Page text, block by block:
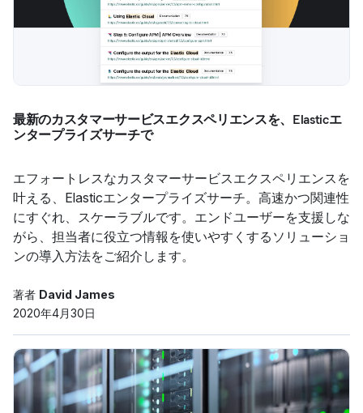
最新のカスタマーサービスエクスペリエンスを、Elasticエ
ンタープライズサーチで
エフォートレスなカスタマーサービスエクスペリエンスを
叶える、Elasticエンタープライズサーチ。高速かつ関連性
にすぐれ、スケーラブルです。エンドユーザーを支援しな
がら、担当者に役立つ情報を使いやすくするソリューショ
ンの導入方法をご紹介します。
著者 David James
2020年4月30日